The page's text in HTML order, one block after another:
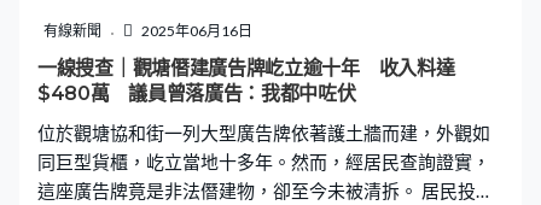
冒充鵝？鵝那麽貴，消費者又不傻」。另有網友指「在武
漢的好幾家小餐館，全都是燒鵝變燒鴨」。 網民重提「鼠
頭鴨頸」事件 嘲鴨肉又名鼠肉 廣東網民批評店方將燒鵝
了爛事，虛假宣傳，卻把屎盆子扣在廣
有線新聞 2025年06月16日
一線搜查｜觀塘僭建廣告牌屹立逾十年 收入料達
$480萬 議員曾落廣告：我都中咗伏
位於觀塘協和街一列大型廣告牌依著護土牆而建，外觀如
同巨型貨櫃，屹立當地十多年。然而，經居民查詢證實，
這座廣告牌竟是非法僭建物，卻至今未被清拆。 居民投訴